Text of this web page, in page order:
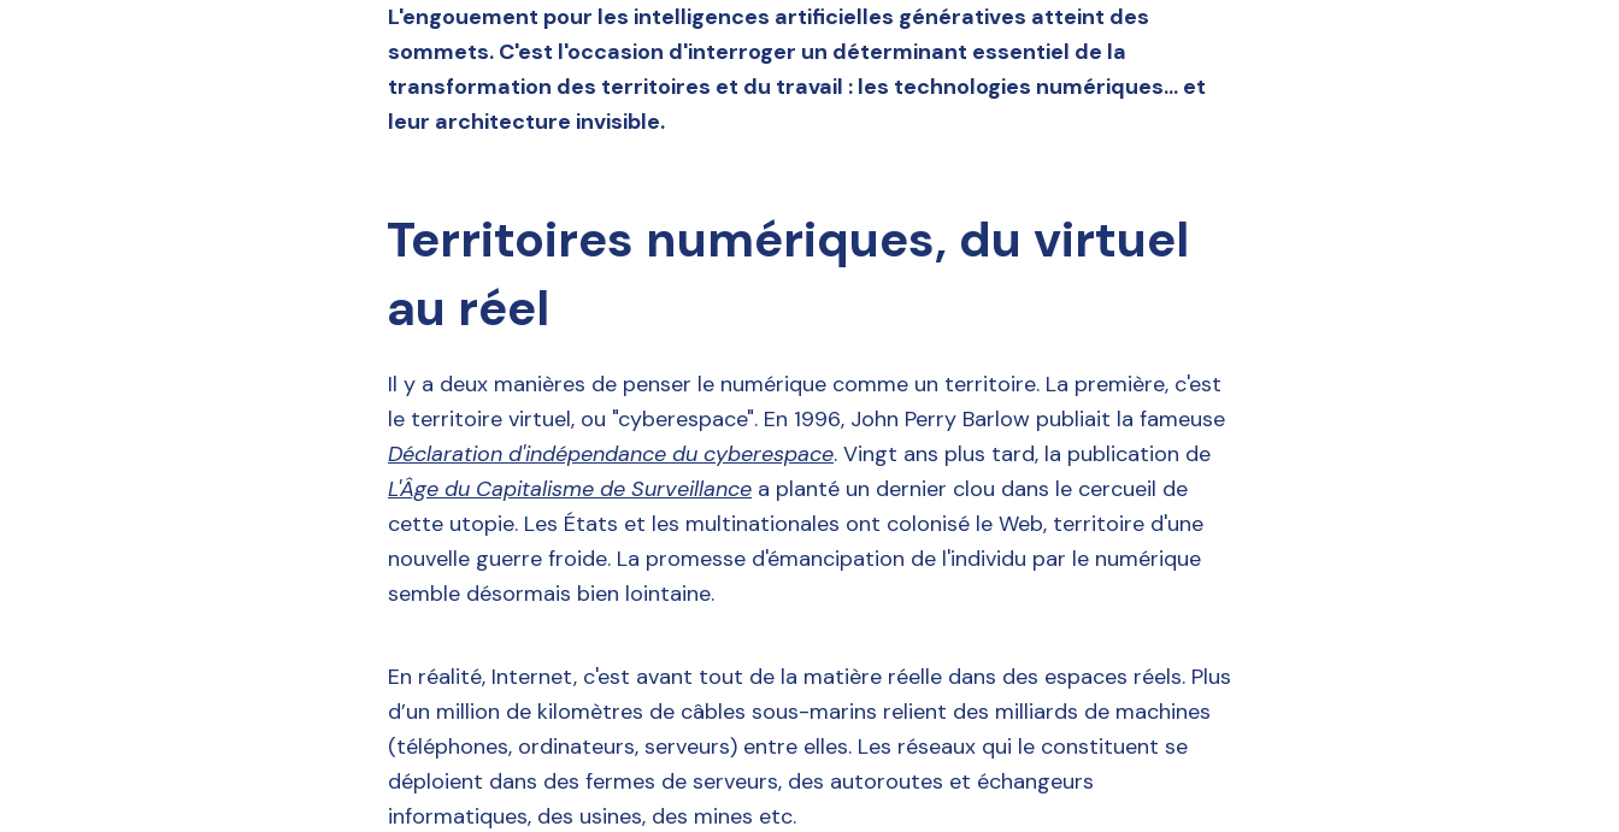
L'engouement pour les intelligences artificielles génératives atteint des
sommets. C'est l'occasion d'interroger un déterminant essentiel de la
transformation des territoires et du travail : les technologies numériques… et
leur architecture invisible.
Territoires numériques, du virtuel
au réel
Il y a deux manières de penser le numérique comme un territoire. La première, c'est
le territoire virtuel, ou "cyberespace". En 1996, John Perry Barlow publiait la fameuse
Déclaration d'indépendance du cyberespace. Vingt ans plus tard, la publication de
L'Âge du Capitalisme de Surveillance a planté un dernier clou dans le cercueil de
cette utopie. Les États et les multinationales ont colonisé le Web, territoire d'une
nouvelle guerre froide. La promesse d'émancipation de l'individu par le numérique
semble désormais bien lointaine.
En réalité, Internet, c'est avant tout de la matière réelle dans des espaces réels. Plus
d’un million de kilomètres de câbles sous-marins relient des milliards de machines
(téléphones, ordinateurs, serveurs) entre elles. Les réseaux qui le constituent se
déploient dans des fermes de serveurs, des autoroutes et échangeurs
informatiques, des usines, des mines etc.